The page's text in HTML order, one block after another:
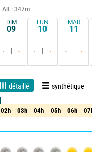
Alt : 347m
DIM
09
- -
LUN
10
- -
MAR
11
- -
détaillé synthétique
Fiabilité 90%
02h 03h 04h 05h 06h
02h 03h 04h 05h 06h